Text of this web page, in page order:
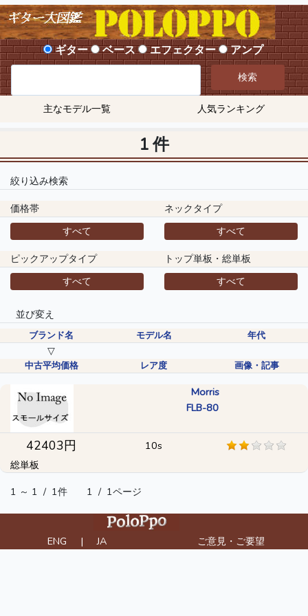
ギター ベース エフェクター アンプ
検索
主なモデル一覧 人気ランキング
1 件
絞り込み検索
価格帯
ネックタイプ
すべて
すべて
ピックアップタイプ
トップ単板・総単板
すべて
すべて
並び変え
ブランド名 モデル名 年代
▽
中古平均価格 レア度 画像・記事
Morris
FLB-80
42403円 10s
総単板
1 ～ 1 / 1件 1 / 1ページ
ENG | JA ご意見・ご要望